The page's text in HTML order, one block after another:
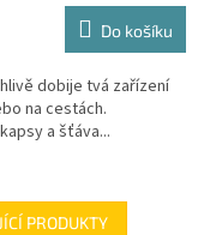
Do košíku
dobije tvá zařízení
na cestách.
a šťáva...
PRODUKTY